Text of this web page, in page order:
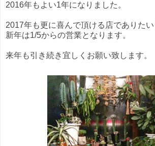
2016年もよい1年になりました。
2017年も更に喜んで頂ける店でありたい
新年は1/5からの営業となります。
来年も引き続き宜しくお願い致します。